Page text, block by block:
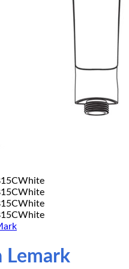
Lemark